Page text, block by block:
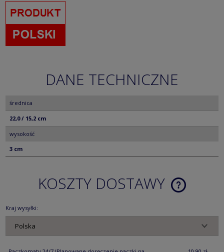
DANE TECHNICZNE
średnica
22,0 / 15,2 cm
wysokość
3 cm
KOSZTY DOSTAWY
CENA NIE
Kraj wysyłki: